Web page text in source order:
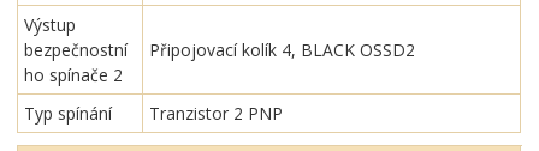
Výstup
bezpečnostní
ho spínače 2
Připojovací kolík 4, BLACK OSSD2
Typ spínání Tranzistor 2 PNP